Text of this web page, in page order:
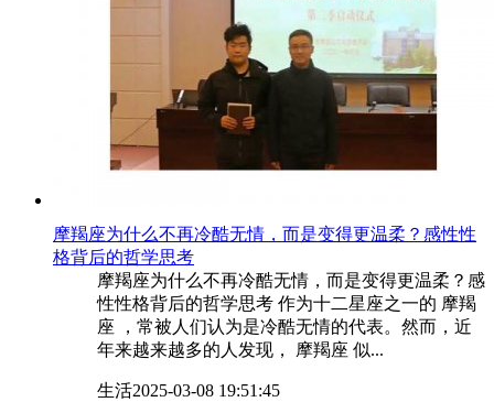
​摩羯座为什么不再冷酷无情，而是变得更温柔？感性性
格背后的哲学思考
摩羯座为什么不再冷酷无情，而是变得更温柔？感
性性格背后的哲学思考 作为十二星座之一的 摩羯
座 ，常被人们认为是冷酷无情的代表。然而，近
年来越来越多的人发现， 摩羯座 似...
生活2025-03-08 19:51:45